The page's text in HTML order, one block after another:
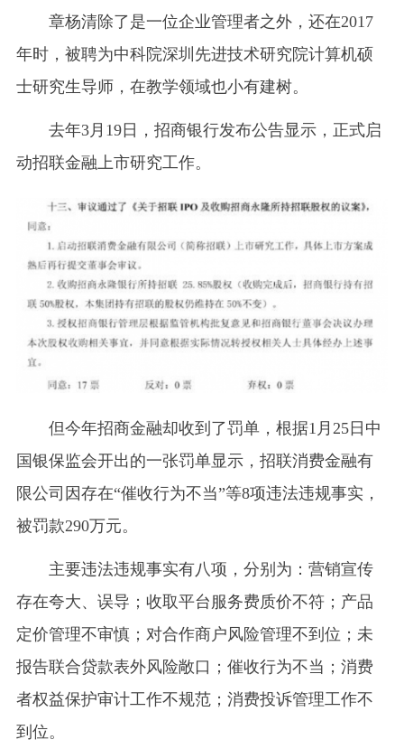
章杨清除了是一位企业管理者之外，还在2017
年时，被聘为中科院深圳先进技术研究院计算机硕
士研究生导师，在教学领域也小有建树。
去年3月19日，招商银行发布公告显示，正式启
动招联金融上市研究工作。
但今年招商金融却收到了罚单，根据1月25日中
国银保监会开出的一张罚单显示，招联消费金融有
限公司因存在“催收行为不当”等8项违法违规事实，
被罚款290万元。
主要违法违规事实有八项，分别为：营销宣传
存在夸大、误导；收取平台服务费质价不符；产品
定价管理不审慎；对合作商户风险管理不到位；未
报告联合贷款表外风险敞口；催收行为不当；消费
者权益保护审计工作不规范；消费投诉管理工作不
到位。